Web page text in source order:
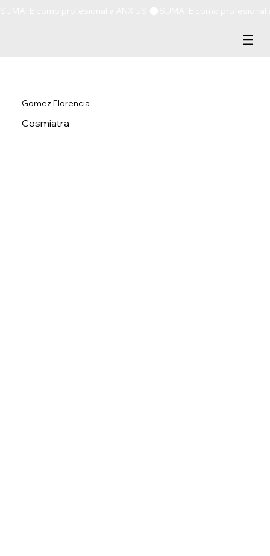
Gomez Florencia
Cosmiatra